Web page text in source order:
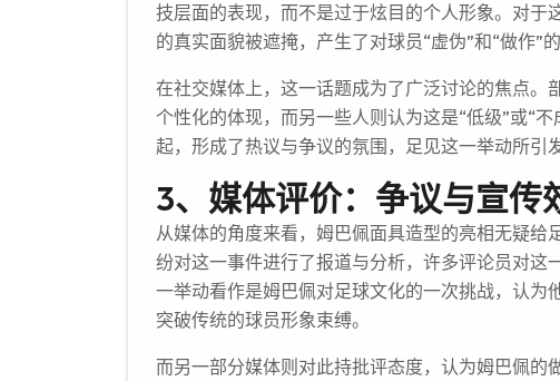
技层面的表现，而不是过于炫目的个人形象。对于
的真实面貌被遮掩，产生了对球员“虚伪”和“做作”的
在社交媒体上，这一话题成为了广泛讨论的焦点。
个性化的体现，而另一些人则认为这是“低级”或“
起，形成了热议与争议的氛围，足见这一举动所引
3、媒体评价：争议与宣传
从媒体的角度来看，姆巴佩面具造型的亮相无疑
纷对这一事件进行了报道与分析，许多评论员对这
一举动看作是姆巴佩对足球文化的一次挑战，认为
突破传统的球员形象束缚。
而另一部分媒体则对此持批评态度，认为姆巴佩